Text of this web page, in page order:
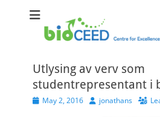
Centre for Excellence in Biology
Utlysing av verv som
studentrepresentant i
PostedMay 2, 2016 Authorjonathans